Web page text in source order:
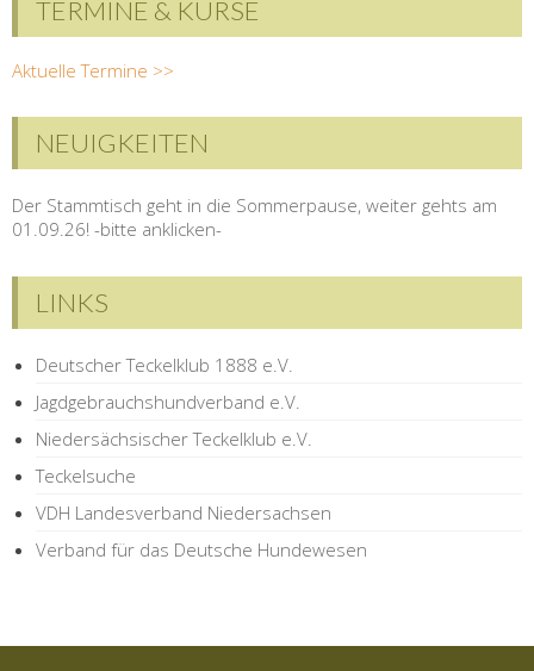
TERMINE & KURSE
Aktuelle Termine >>
NEUIGKEITEN
Der Stammtisch geht in die Sommerpause, weiter gehts am
01.09.26! -bitte anklicken-
LINKS
Deutscher Teckelklub 1888 e.V.
Jagdgebrauchshundverband e.V.
Niedersächsischer Teckelklub e.V.
Teckelsuche
VDH Landesverband Niedersachsen
Verband für das Deutsche Hundewesen